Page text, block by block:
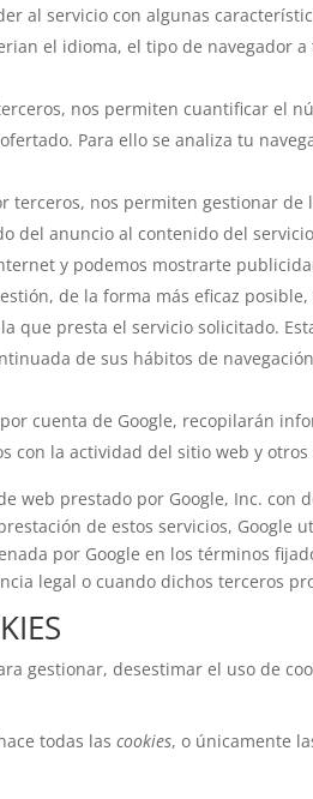
al servicio con algunas
el idioma, el tipo de navegador a
nos permiten cuantificar el
Para ello se analiza tu
nos permiten gestionar
del anuncio al contenido del
y podemos mostrarte
de la forma más eficaz
presta el servicio solicitado.
de sus hábitos de
cuenta de Google, recopilarán
con la actividad del sitio web y
prestado por Google, Inc. con
de estos servicios, Google
por Google en los términos
legal o cuando dichos terceros
gestionar, desestimar el uso de
todas lascookies, o únicamente